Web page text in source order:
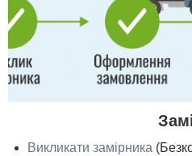
Викликати замірника